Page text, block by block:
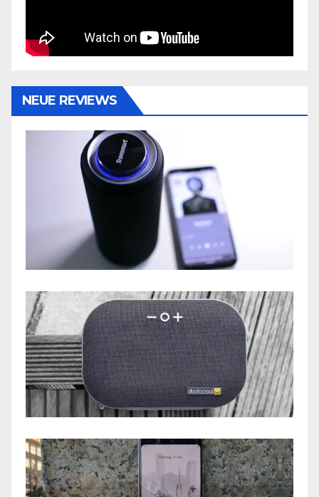
NEUE REVIEWS